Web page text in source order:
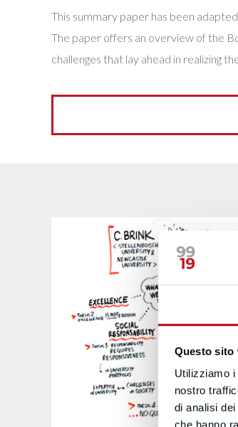
Questo sito
Utilizziamo
nostro
di analisi
This summary paper has been
The paper offers an overview of the
challenges that lay ahead in realizing